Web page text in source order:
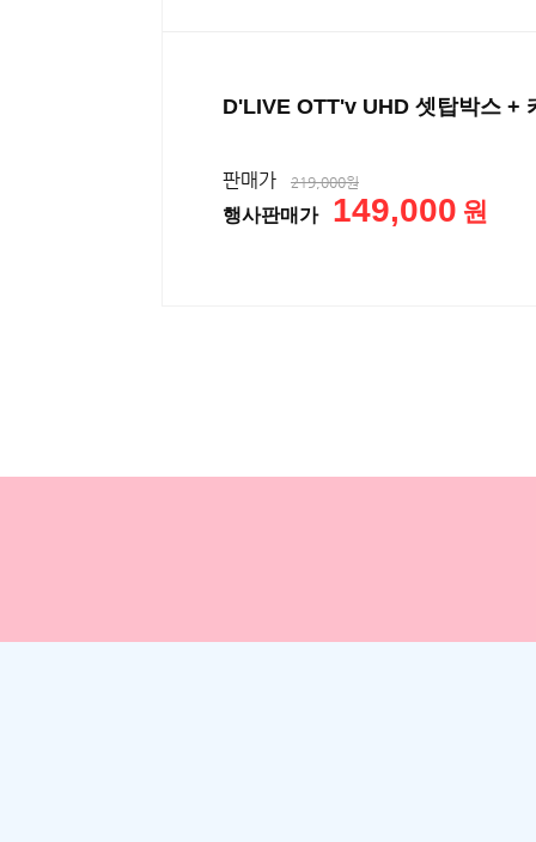
D'LIVE OTT'v UHD 셋탑박스 +
판매가 219,000원
행사판매가 149,000 원